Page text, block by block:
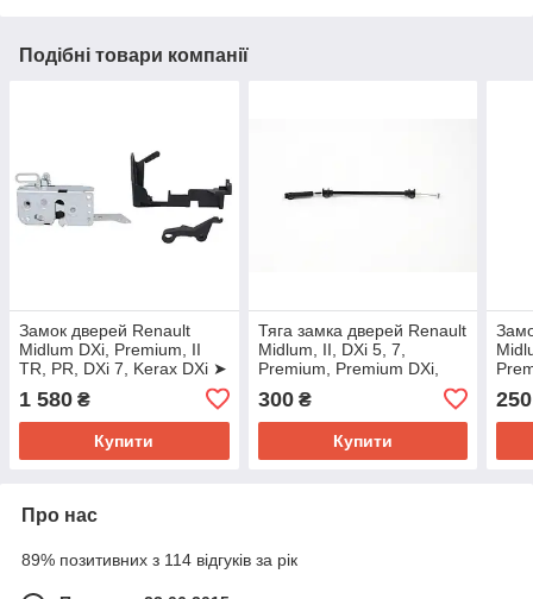
Подібні товари компанії
Замок дверей Renault
Midlum DXi, Premium, II
TR, PR, DXi 7, Kerax DXi ➤
1 580 ₴
Купити
Тяга замка дверей Renault
Midlum, II, DXi 5, 7,
Premium, Premium DXi,
Kerax, DXi ➤ 5001836273
300₴
Купити
250
Про нас
89% позитивних з 114 відгуків за рік